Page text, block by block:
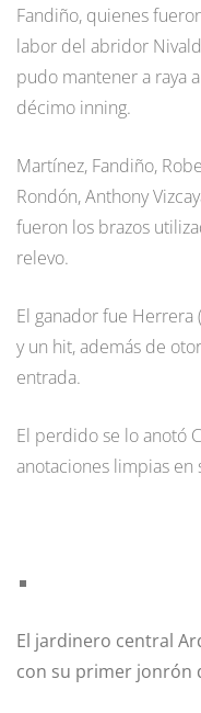
Fandiño, quienes
labor del abridor
pudo mantener a raya
décimo inning.
Martínez, Fandiño,
Rondón, Anthony
fueron los brazos
relevo.
El ganador fue Herrera
y un hit, además de
entrada.
El perdido se lo anotó
anotaciones limpias
El jardinero central
con su primer jonrón